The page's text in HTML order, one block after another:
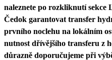
naleznete po rozkliknutí sekce
Čedok garantovat transfer
prvního noclehu na lokálním
nutnost dřívějšího transferu z
důrazně doporučujeme při